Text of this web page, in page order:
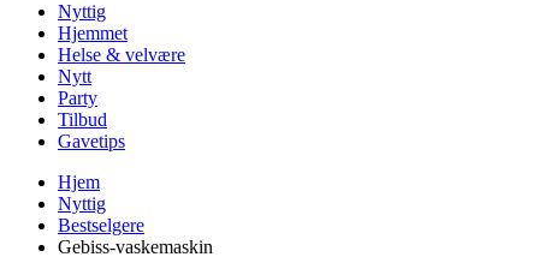
Nyttig
Hjemmet
Helse & velvære
Nytt
Party
Tilbud
Gavetips
Hjem
Nyttig
Bestselgere
Gebiss-vaskemaskin